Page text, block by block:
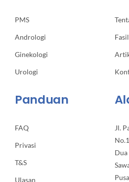
PMS
Andrologi
Ginekologi
Urologi
Panduan
FAQ
Privasi
T&S
Ulasan
Jl.
Dua